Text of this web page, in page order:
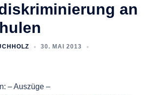
an
30. MAI 2013
– Auszüge –